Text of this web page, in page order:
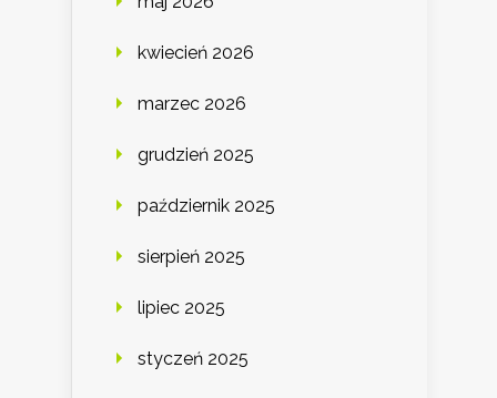
kwiecień 2026
marzec 2026
grudzień 2025
październik 2025
sierpień 2025
lipiec 2025
styczeń 2025